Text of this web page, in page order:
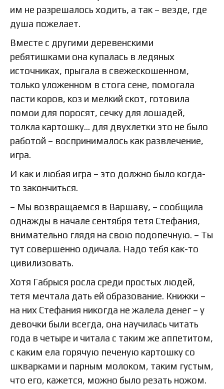
им не разрешалось ходить, а так – везде, где
душа пожелает.
Вместе с другими деревенскими
ребятишками она купалась в ледяных
источниках, прыгала в свежескошенном,
только уложенном в стога сене, помогала
пасти коров, коз и мелкий скот, готовила
помои для поросят, сечку для лошадей,
толкла картошку… для двухлетки это не было
работой – воспринималось как развлечение,
игра.
И как и любая игра – это должно было когда-
то закончиться.
– Мы возвращаемся в Варшаву, – сообщила
однажды в начале сентября тетя Стефания,
внимательно глядя на свою подопечную. – Ты
тут совершенно одичала. Надо тебя как-то
цивилизовать.
Хотя Габрыся росла среди простых людей,
тетя мечтала дать ей образование. Книжки –
на них Стефания никогда не жалела денег – у
девочки были всегда, она научилась читать
года в четыре и читала с таким же аппетитом,
с каким ела горячую печеную картошку со
шкварками и парным молоком, таким густым,
что его, кажется, можно было резать ножом.